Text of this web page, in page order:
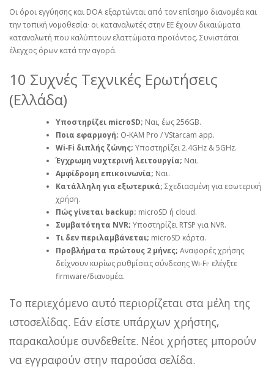
Οι όροι εγγύησης και DOA εξαρτώνται από τον επίσημο διανομέα και
την τοπική νομοθεσία· οι καταναλωτές στην ΕΕ έχουν δικαιώματα
καταναλωτή που καλύπτουν ελαττώματα προϊόντος. Συνιστάται
έλεγχος όρων κατά την αγορά.
10 Συχνές Τεχνικές Ερωτήσεις
(Ελλάδα)
Υποστηρίζει microSD; Ναι, έως 256GB.
Ποια εφαρμογή; O‑KAM Pro / VStarcam app.
Wi‑Fi διπλής ζώνης; Υποστηρίζει 2.4GHz & 5GHz.
Έγχρωμη νυχτερινή λειτουργία; Ναι.
Αμφίδρομη επικοινωνία; Ναι.
Κατάλληλη για εξωτερικά; Σχεδιασμένη για εσωτερική
χρήση.
Πώς γίνεται backup; microSD ή cloud.
Συμβατότητα NVR; Υποστηρίζει RTSP για NVR.
Τι δεν περιλαμβάνεται; microSD κάρτα.
Προβλήματα πρώτους 2 μήνες; Αναφορές χρήσης
δείχνουν κυρίως ρυθμίσεις σύνδεσης Wi‑Fi· ελέγξτε
firmware/διανομέα.
Το περιεχόμενο αυτό περιορίζεται στα μέλη της
ιστοσελίδας. Εάν είστε υπάρχων χρήστης,
παρακαλούμε συνδεθείτε. Νέοι χρήστες μπορούν
να εγγραφούν στην παρούσα σελίδα.